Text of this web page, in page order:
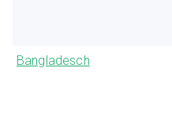
Bangladesch